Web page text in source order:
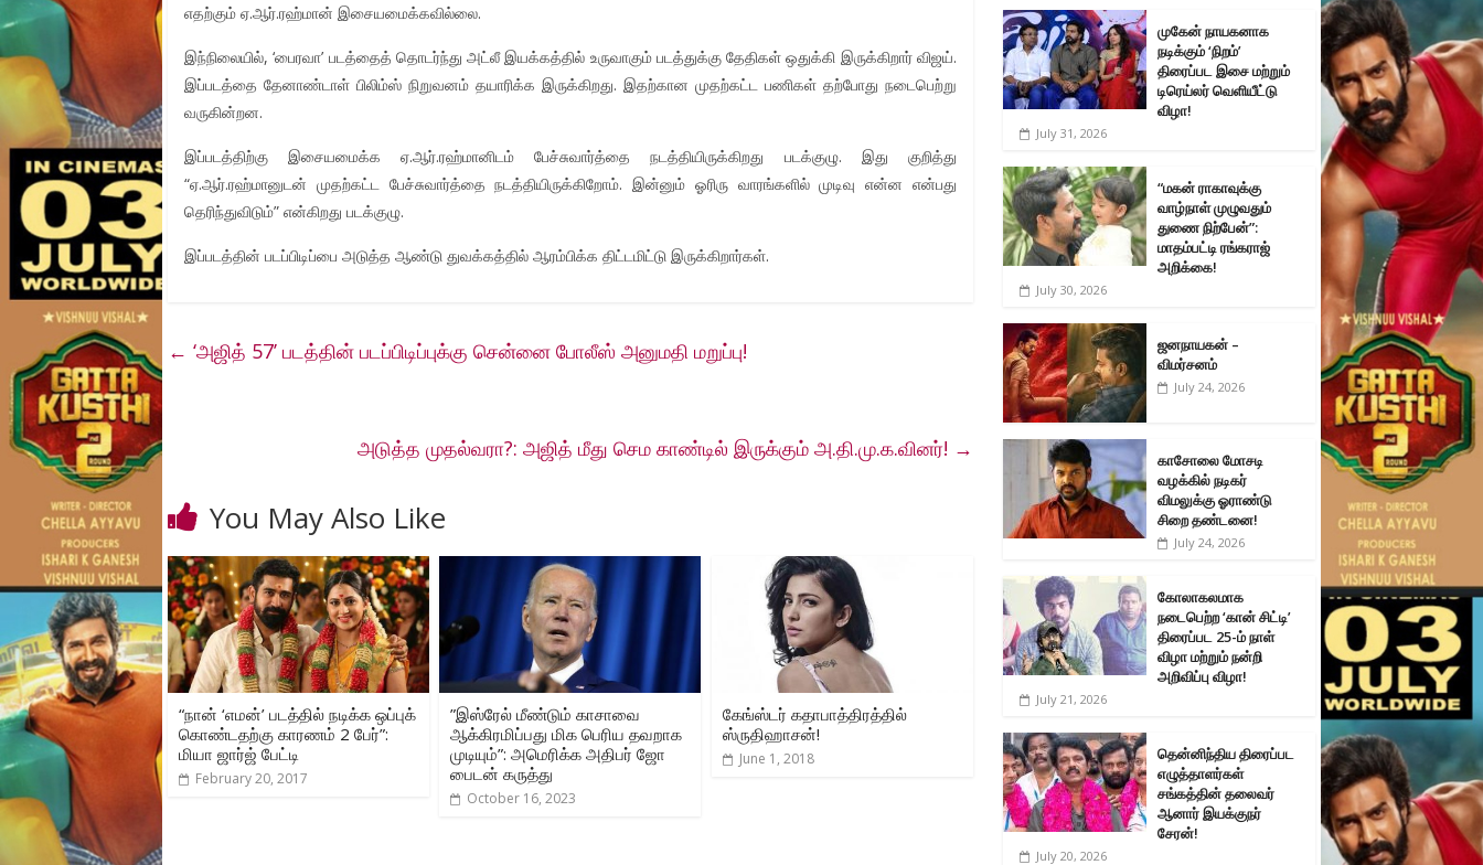
எதற்கும் ஏ.ஆர்.ரஹ்மான் இசையமைக்கவில்லை.
இந்நிலையில், ‘பைரவா’ படத்தைத் தொடர்ந்து அட்லீ இயக்கத்தில் உருவாகும் படத்துக்கு தேதிகள் ஒதுக்கி இருக்கிறார் விஜய்.
இப்படத்தை தேனாண்டாள் பிலிம்ஸ் நிறுவனம் தயாரிக்க இருக்கிறது. இதற்கான முதற்கட்ட பணிகள் தற்போது நடைபெற்று
வருகின்றன.
இப்படத்திற்கு இசையமைக்க ஏ.ஆர்.ரஹ்மானிடம் பேச்சுவார்த்தை நடத்தியிருக்கிறது படக்குழு. இது குறித்து
“ஏ.ஆர்.ரஹ்மானுடன் முதற்கட்ட பேச்சுவார்த்தை நடத்தியிருக்கிறோம். இன்னும் ஓரிரு வாரங்களில் முடிவு என்ன என்பது
தெரிந்துவிடும்” என்கிறது படக்குழு.
இப்படத்தின் படப்பிடிப்பை அடுத்த ஆண்டு துவக்கத்தில் ஆரம்பிக்க திட்டமிட்டு இருக்கிறார்கள்.
← ‘அஜித் 57’ படத்தின் படப்பிடிப்புக்கு சென்னை போலீஸ் அனுமதி மறுப்பு!
அடுத்த முதல்வரா?: அஜித் மீது செம காண்டில் இருக்கும் அ.தி.மு.க.வினர்! →
You May Also Like
“நான் ‘எமன்’ படத்தில் நடிக்க ஒப்புக்
கொண்டதற்கு காரணம் 2 பேர்”:
மியா ஜார்ஜ் பேட்டி
February 20, 2017
”இஸ்ரேல் மீண்டும் காசாவை
ஆக்கிரமிப்பது மிக பெரிய தவறாக
முடியும்”: அமெரிக்க அதிபர் ஜோ
பைடன் கருத்து
October 16, 2023
கேங்ஸ்டர் கதாபாத்திரத்தில்
ஸ்ருதிஹாசன்!
June 1, 2018
முகேன் நாயகனாக
நடிக்கும் ‘நிறம்’
திரைப்பட இசை மற்றும்
டிரெய்லர் வெளியீட்டு
விழா!
July 31, 2026
“மகன் ராகாவுக்கு
வாழ்நாள் முழுவதும்
துணை நிற்பேன்”:
மாதம்பட்டி ரங்கராஜ்
அறிக்கை!
July 30, 2026
ஜனநாயகன் –
விமர்சனம்
July 24, 2026
காசோலை மோசடி
வழக்கில் நடிகர்
விமலுக்கு ஓராண்டு
சிறை தண்டனை!
July 24, 2026
கோலாகலமாக
நடைபெற்ற ‘கான் சிட்டி’
திரைப்பட 25-ம் நாள்
விழா மற்றும் நன்றி
அறிவிப்பு விழா!
July 21, 2026
தென்னிந்திய திரைப்பட
எழுத்தாளர்கள்
சங்கத்தின் தலைவர்
ஆனார் இயக்குநர்
சேரன்!
July 20, 2026